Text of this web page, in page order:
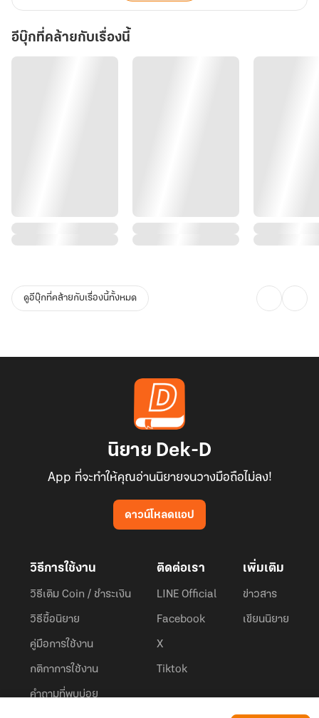
อีบุ๊กที่คล้ายกับเรื่องนี้
ดูอีบุ๊กที่คล้ายกับเรื่องนี้ทั้งหมด
นิยาย Dek-D
App ที่จะทำให้คุณอ่านนิยายจนวางมือถือไม่ลง!
ดาวน์โหลดแอป
วิธีการใช้งาน
วิธีเติม Coin / ชำระเงิน
วิธีซื้อนิยาย
คู่มือการใช้งาน
กติกาการใช้งาน
คำถามที่พบบ่อย
ติดต่อเรา
LINE Official
Facebook
X
Tiktok
เพิ่มเติม
ข่าวสาร
เขียนนิยาย